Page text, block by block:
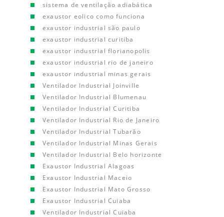
sistema de ventilação adiabática
exaustor eolico como funciona
exaustor industrial são paulo
exaustor industrial curitiba
exaustor industrial florianopolis
exaustor industrial rio de janeiro
exaustor industrial minas gerais
Ventilador Industrial Joinville
Ventilador Industrial Blumenau
Ventilador Industrial Curitiba
Ventilador Industrial Rio de Janeiro
Ventilador Industrial Tubarão
Ventilador Industrial Minas Gerais
Ventilador Industrial Belo horizonte
Exaustor Industrial Alagoas
Exaustor Industrial Maceio
Exaustor Industrial Mato Grosso
Exaustor Industrial Cuiaba
Ventilador Industrial Cuiaba